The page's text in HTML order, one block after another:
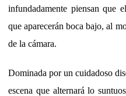
infundadamente piensan que
que aparecerán boca bajo, al
de la cámara.
Dominada por un cuidadoso
escena que alternará lo